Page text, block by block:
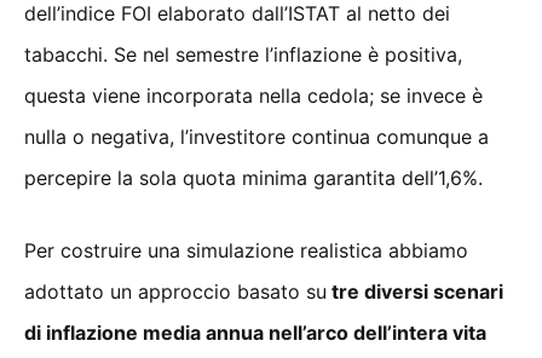
dell’indice FOI elaborato dall’ISTAT al netto dei
tabacchi. Se nel semestre l’inflazione è positiva,
questa viene incorporata nella cedola; se invece è
nulla o negativa, l’investitore continua comunque a
percepire la sola quota minima garantita dell’1,6%.
Per costruire una simulazione realistica abbiamo
adottato un approccio basato su tre diversi scenari
di inflazione media annua nell’arco dell’intera vita